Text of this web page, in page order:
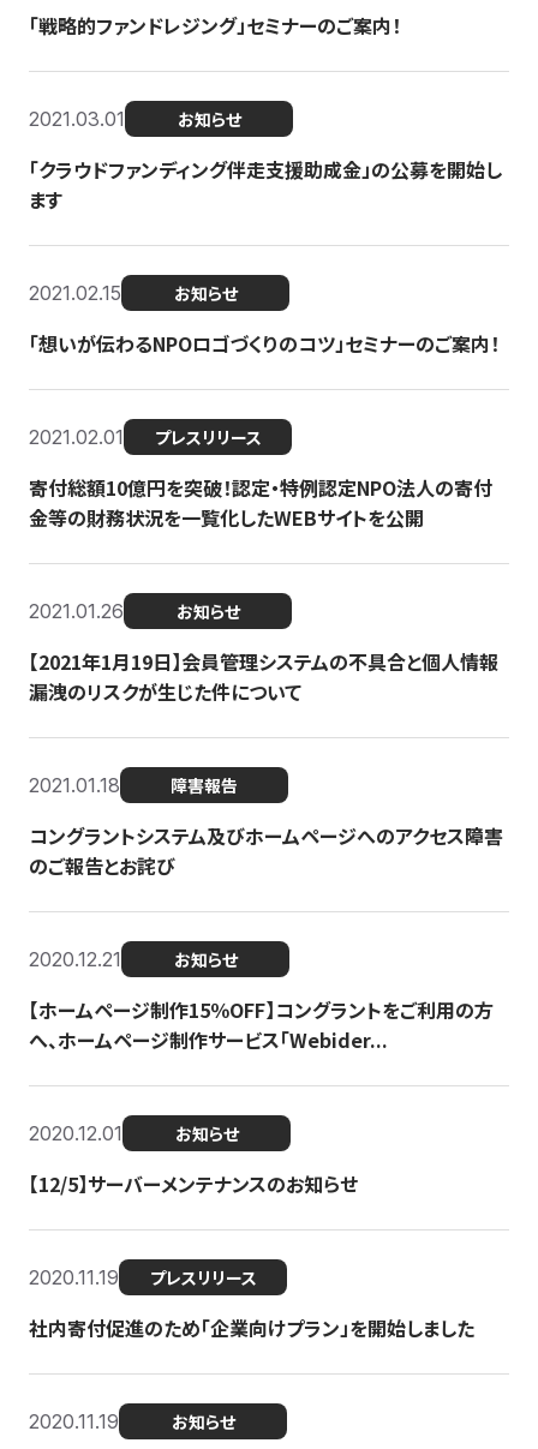
「戦略的ファンドレジング」セミナーのご案内！
2021.03.01 お知らせ
「クラウドファンディング伴走支援助成金」の公募を開始し
ます
2021.02.15 お知らせ
「想いが伝わるNPOロゴづくりのコツ」セミナーのご案内！
2021.02.01 プレスリリース
寄付総額10億円を突破！認定・特例認定NPO法人の寄付
金等の財務状況を一覧化したWEBサイトを公開
2021.01.26 お知らせ
【2021年1月19日】会員管理システムの不具合と個人情報
漏洩のリスクが生じた件について
2021.01.18 障害報告
コングラントシステム及びホームページへのアクセス障害
のご報告とお詫び
2020.12.21 お知らせ
【ホームページ制作15％OFF】コングラントをご利用の方
へ、ホームページ制作サービス「Webider...
2020.12.01 お知らせ
【12/5】サーバーメンテナンスのお知らせ
2020.11.19 プレスリリース
社内寄付促進のため「企業向けプラン」を開始しました
2020.11.19 お知らせ